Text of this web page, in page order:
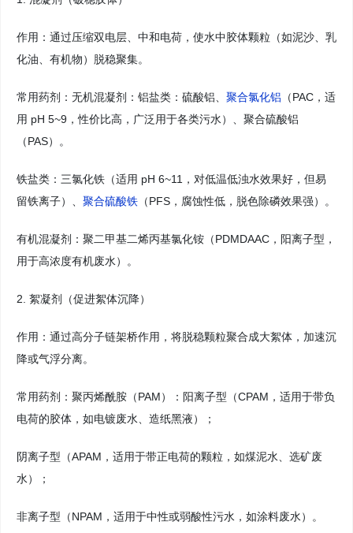
作用：通过压缩双电层、中和电荷，使水中胶体颗粒（如泥沙、乳
化油、有机物）脱稳聚集。
常用药剂：无机混凝剂：铝盐类：硫酸铝、 聚合氯化铝 （PAC，适
用 pH 5~9，性价比高，广泛用于各类污水）、聚合硫酸铝
（PAS）。
铁盐类：三氯化铁（适用 pH 6~11，对低温低浊水效果好，但易
留铁离子）、 聚合硫酸铁 （PFS，腐蚀性低，脱色除磷效果强）。
有机混凝剂：聚二甲基二烯丙基氯化铵（PDMDAAC，阳离子型，
用于高浓度有机废水）。
2. 絮凝剂（促进絮体沉降）
作用：通过高分子链架桥作用，将脱稳颗粒聚合成大絮体，加速沉
降或气浮分离。
常用药剂：聚丙烯酰胺（PAM）：阳离子型（CPAM，适用于带负
电荷的胶体，如电镀废水、造纸黑液）；
阴离子型（APAM，适用于带正电荷的颗粒，如煤泥水、选矿废
水）；
非离子型（NPAM，适用于中性或弱酸性污水，如涂料废水）。